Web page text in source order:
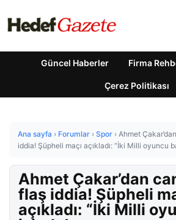
Güncel Haberler Firma
Çerez Politikası
Ana sayfa › Forumlar › Spor › Ahmet
iddia! Şüpheli maçı açıkladı: “İki Milli oyuncu
Ahmet Çakar’dan
flaş iddia! Şüpheli
açıkladı: “İki Milli